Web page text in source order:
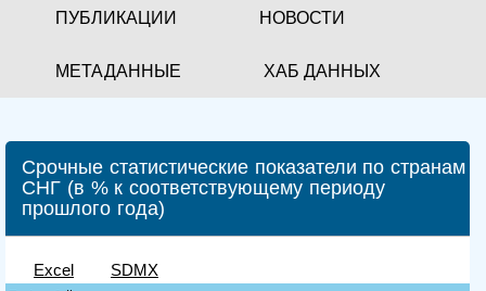
ПУБЛИКАЦИИ НОВОСТИ
МЕТАДАННЫЕ ХАБ ДАННЫХ
Срочные статистические показатели по странам
СНГ (в % к соответствующему периоду
прошлого года)